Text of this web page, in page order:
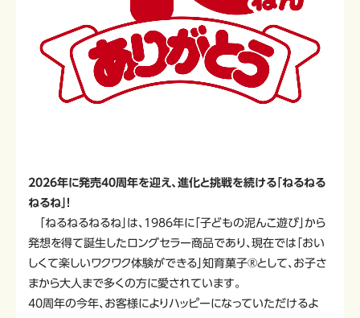
2026年に発売40周年を迎え、進化と挑戦を続ける「ねるねる
ねるね」！
「ねるねるねるね」は、1986年に「子どもの泥んこ遊び」から
発想を得て誕生したロングセラー商品であり、現在では「おい
しくて楽しいワクワク体験ができる」知育菓子®として、お子さ
まから大人まで多くの方に愛されています。
40周年の今年、お客様によりハッピーになっていただけるよ